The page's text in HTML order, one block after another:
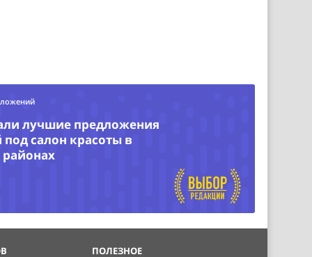
лучшие предложения
салон красоты в
ПОЛЕЗНОЕ